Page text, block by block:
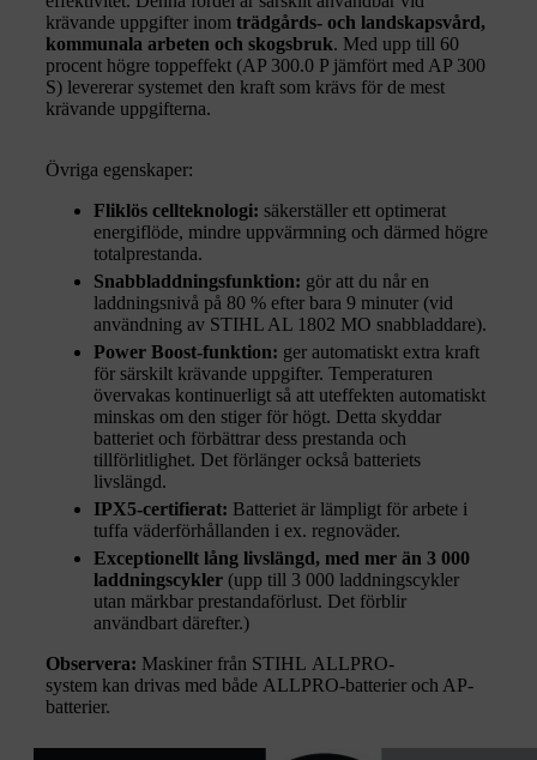
krävande uppgifter inom trädgårds- och landskapsvård,
kommunala arbeten och skogsbruk. Med upp till 60
procent högre toppeffekt (AP 300.0 P jämfört med AP 300
S) levererar systemet den kraft som krävs för de mest
krävande uppgifterna.
Övriga egenskaper:
Fliklös cellteknologi: säkerställer ett optimerat
energiflöde, mindre uppvärmning och därmed högre
totalprestanda.
Snabbladdningsfunktion: gör att du når en
laddningsnivå på 80 % efter bara 9 minuter (vid
användning av STIHL AL 1802 MO snabbladdare).
Power Boost-funktion: ger automatiskt extra kraft
för särskilt krävande uppgifter. Temperaturen
övervakas kontinuerligt så att uteffekten automatiskt
minskas om den stiger för högt. Detta skyddar
batteriet och förbättrar dess prestanda och
tillförlitlighet. Det förlänger också batteriets
livslängd.
IPX5-certifierat: Batteriet är lämpligt för arbete i
tuffa väderförhållanden i ex. regnoväder.
Exceptionellt lång livslängd, med mer än 3 000
laddningscykler (upp till 3 000 laddningscykler
utan märkbar prestandaförlust. Det förblir
användbart därefter.)
Observera: Maskiner från STIHL ALLPRO-
system kan drivas med både ALLPRO-batterier och AP-
batterier.